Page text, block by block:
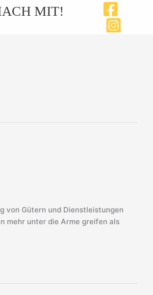
MIT!
von Gütern und Dienstleistungen
mehr unter die Arme greifen als